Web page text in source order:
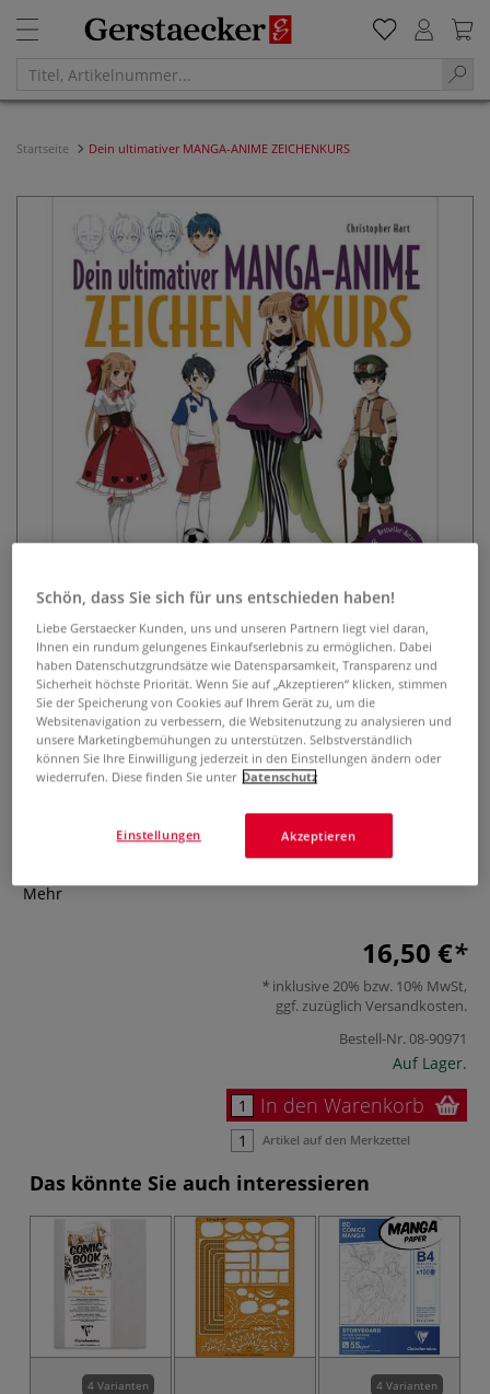
Startseite Dein ultimativer MANGA-ANIME ZEICHENKURS
Dein ultimativer MANGA-ANIME
ZEICHENKURS
0 Bewertungen
zahlreichen unverzichtbaren Profi-Tipps des
Bestsellerautors Christopher Hart - Vom klassischen
Mehr
16,50 €
inklusive 20% bzw. 10% MwSt,
ggf. zuzüglich Versandkosten.
Bestell-Nr.08-90971
Auf Lager.
In den Warenkorb
Artikel auf den Merkzettel
Das könnte Sie auch interessieren
4 Varianten 4 Varianten
Schön, dass Sie sich für uns entschieden haben!
Liebe Gerstaecker Kunden, uns und unseren Partnern liegt viel daran,
Ihnen ein rundum gelungenes Einkaufserlebnis zu ermöglichen. Dabei
haben Datenschutzgrundsätze wie Datensparsamkeit, Transparenz und
Sicherheit höchste Priorität. Wenn Sie auf „Akzeptieren“ klicken, stimmen
Sie der Speicherung von Cookies auf Ihrem Gerät zu, um die
Websitenavigation zu verbessern, die Websitenutzung zu analysieren und
unsere Marketingbemühungen zu unterstützen. Selbstverständlich
können Sie Ihre Einwilligung jederzeit in den Einstellungen ändern oder
wiederrufen. Diese finden Sie unter Datenschutz
Akzeptieren
Einstellungen